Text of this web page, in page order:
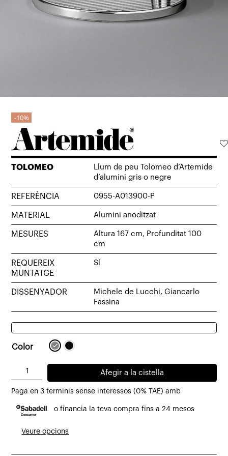
10%
TOLOMEO
Llum de peu Tolomeo d’Artemide
d’alumini gris o negre
REFERÈNCIA 0955-A013900-P
MATERIAL Alumini anoditzat
MESURES
Altura 167 cm, Profunditat 100
cm
REQUEREIX
MUNTATGE
Sí
DISSENYADOR
Michele de Lucchi, Giancarlo
Fassina
Color
quantitat
Llum
de
d'Artemide
Afegir a la cistella
Paga en 3 terminis sense interessos (0% TAE) amb
o financia la teva compra fins a 24 mesos
Veure opcions